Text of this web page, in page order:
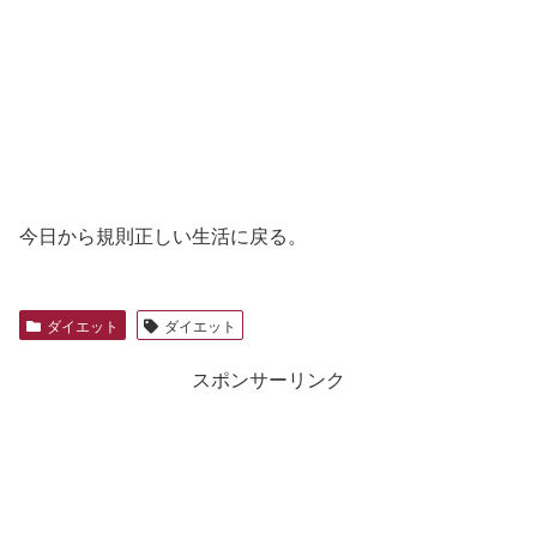
今日から規則正しい生活に戻る。
ダイエット ダイエット
スポンサーリンク